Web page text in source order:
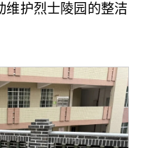
维护烈士陵园的整洁